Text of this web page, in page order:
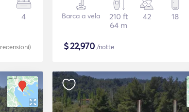
4
recensioni)
Barca a vela
210 ft
64 m
42 18
$22,970 /notte